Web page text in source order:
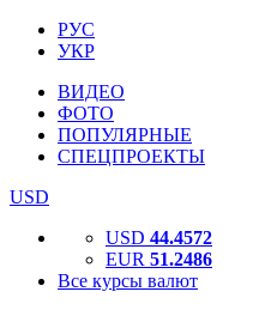
РУС
УКР
ВИДЕО
ФОТО
ПОПУЛЯРНЫЕ
СПЕЦПРОЕКТЫ
USD
USD 44.4572
EUR 51.2486
Все курсы валют